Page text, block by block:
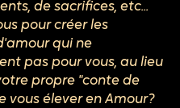
de sacrifices, etc...
pour créer les
qui ne
pas pour vous, au lieu
propre "conte de
vous élever en Amour?